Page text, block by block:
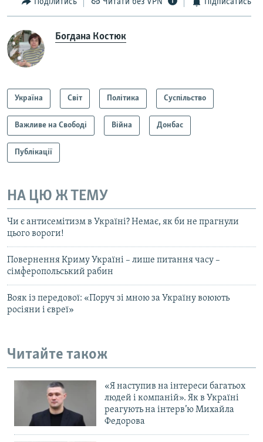
Поділитись Читати без VPN Підписатись
Богдана Костюк
Україна Світ Політика Суспільство
Важливе на Свободі Війна Донбас
Публікації
НА ЦЮ Ж ТЕМУ
Чи є антисемітизм в Україні? Немає, як би не прагнули
цього вороги!
Повернення Криму Україні – лише питання часу –
сімферопольський рабин
Вояк із передової: «Поруч зі мною за Україну воюють
росіяни і євреї»
Читайте також
«Я наступив на інтереси багатьох
людей і компаній». Як в Україні
реагують на інтерв’ю Михайла
Федорова